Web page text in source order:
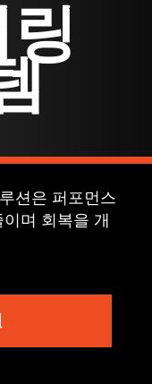
션은 퍼포먼스
며 회복을 개